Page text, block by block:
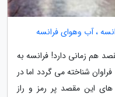
، آب وهوای فرانسه
هم زمانی دارد! فرانسه به
شناخته می گردد اما در
این مقصد پر رمز و راز